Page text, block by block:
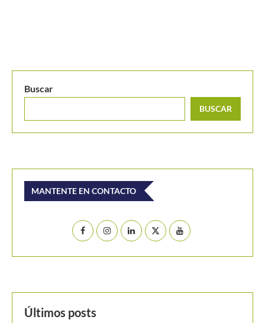
Buscar
BUSCAR
MANTENTE EN CONTACTO
Últimos posts